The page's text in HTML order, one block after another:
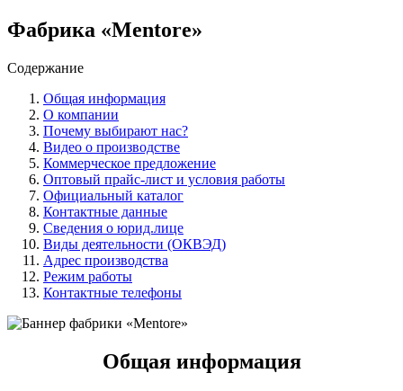
Фабрика «Mentore»
Содержание
Общая информация
О компании
Почему выбирают нас?
Видео о производстве
Коммерческое предложение
Оптовый прайс-лист и условия работы
Официальный каталог
Контактные данные
Сведения о юрид.лице
Виды деятельности (ОКВЭД)
Адрес производства
Режим работы
Контактные телефоны
Общая информация